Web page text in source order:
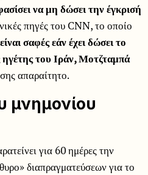
να μη δώσει την έγκρισή
πηγές του CNN, το οποίο
σαφές εάν έχει δώσει το
του Ιράν, Μοτζταμπά
απαραίτητο.
μνημονίου
για 60 ημέρες την
διαπραγματεύσεων για το